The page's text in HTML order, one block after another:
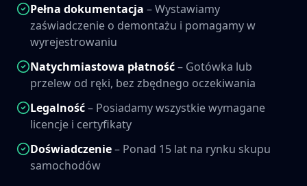
Pełna dokumentacja – Wystawiamy
zaświadczenie o demontażu i pomagamy w
wyrejestrowaniu
Natychmiastowa płatność– Gotówka lub
przelew od ręki, bez zbędnego oczekiwania
Legalność– Posiadamy wszystkie wymagane
licencje i certyfikaty
Doświadczenie– Ponad 15 lat na rynku skupu
samochodów